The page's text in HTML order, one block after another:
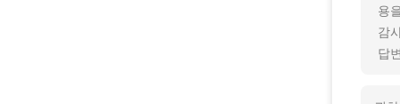
용
감
답